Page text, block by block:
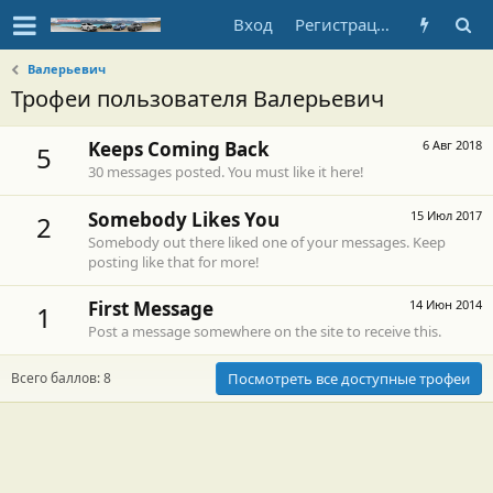
Вход Регистрация
Валерьевич
Трофеи пользователя Валерьевич
5 6 Авг 2018
Keeps Coming Back
30 messages posted. You must like it here!
2 15 Июл 2017
Somebody Likes You
Somebody out there liked one of your messages. Keep
posting like that for more!
1 14 Июн 2014
First Message
Post a message somewhere on the site to receive this.
Всего баллов: 8 Посмотреть все доступные трофеи